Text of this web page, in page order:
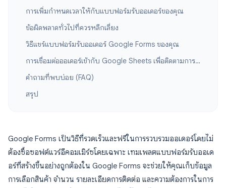
การเพิ่มกำหนดเวลาให้กับแบบฟอร์มรับออเดอร์ของคุณ
ข้อผิดพลาดทั่วไปที่ควรหลีกเลี่ยง
วิธีแชร์แบบฟอร์มรับออเดอร์ Google Forms ของคุณ
การเชื่อมต่อออเดอร์เข้ากับ Google Sheets เพื่อติดตามการจัดส่ง
คำถามที่พบบ่อย (FAQ)
สรุป
Google Forms เป็นวิธีที่รวดเร็วและฟรีในการรวบรวมออเดอร์โดยไม่
ต้องซื้อซอฟต์แวร์อีคอมเมิร์ซโดยเฉพาะ เทมเพลตแบบฟอร์มรับออเด
อร์ที่สร้างขึ้นอย่างถูกต้องใน Google Forms จะช่วยให้คุณเก็บข้อมูล
การเลือกสินค้า จำนวน รายละเอียดการติดต่อ และความต้องการในการ